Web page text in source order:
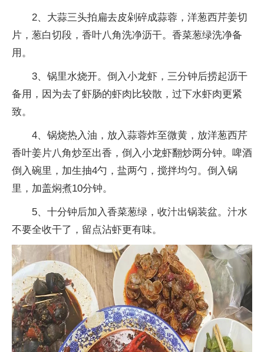
2、大蒜三头拍扁去皮剁碎成蒜蓉，洋葱西芹姜切
片，葱白切段，香叶八角洗净沥干。香菜葱绿洗净备
用。
3、锅里水烧开。倒入小龙虾，三分钟后捞起沥干
备用，因为去了虾肠的虾肉比较散，过下水虾肉更紧
致。
4、锅烧热入油，放入蒜蓉炸至微黄，放洋葱西芹
香叶姜片八角炒至出香，倒入小龙虾翻炒两分钟。啤酒
倒入碗里，加生抽4勺，盐两勺，搅拌均匀。倒入锅
里，加盖焖煮10分钟。
5、十分钟后加入香菜葱绿，收汁出锅装盆。汁水
不要全收干了，留点沾虾更有味。